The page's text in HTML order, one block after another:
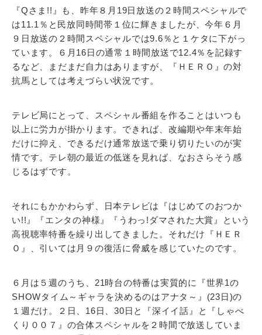
『Qさま!!』も、昨年８月19日放送の２時間スペシャルで
は11.1％と民放同時間帯１位に輝きましたが、今年６月
９日放送の２時間スペシャルでは9.6％と１ケタに下がっ
ています。６月16日の通常１時間放送で12.4％を記録す
るなど、まだまだ自力はありますが、『ＨＥＲＯ』の対
抗馬としては考えづらい状況です。
テレビ局にとって、スペシャル番組を作ることはいつも
以上に労力が掛かります。できれば、改編期や年末年始
だけに抑え、できるだけ通常放送で乗り切りたいのが実
情です。テレ朝の最近の低迷を見れば、なおさらそう感
じるはずです。
それにもかかわらず、日本テレビは『はじめてのおつか
い!!』『エンタの神様』『うわっ!ダマされた大賞』という
高視聴率特番を繰り出してきました。それだけ『ＨＥＲ
Ｏ』、引いては月９の復活に脅威を感じていたのです。
６月は５週のうち、21時台の特番は実質的に『世界1の
SHOWタイム～ギャラを決めるのはアナタ～』(23日)の
１週だけ。２日、16日、30日と『深イイ話』と『しゃべ
くり００７』の合体スペシャルを２時間で放送していま